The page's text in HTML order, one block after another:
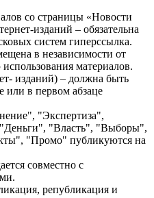
со страницы «Новости
изданий – обязательна
систем гиперссылка.
в независимости от
материалов.
изданий) – должна быть
или в первом абзаце
"Экспертиза",
"Власть", "Выборы",
"Промо" публикуются на
совместно с
републикация и